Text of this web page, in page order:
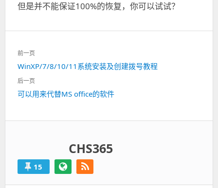
但是并不能保证100%的恢复，你可以试试？
文
章
导
航
前一页
上
一
WinXP/7/8/10/11系统安装及创建拨号教程
后一页
下
可以用来代替MS office的软件
CHS365
15